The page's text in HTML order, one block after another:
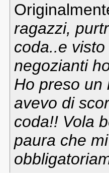
ragazzi,
coda..e
negozianti
Ho preso un
avevo di
coda!! Vola
paura che